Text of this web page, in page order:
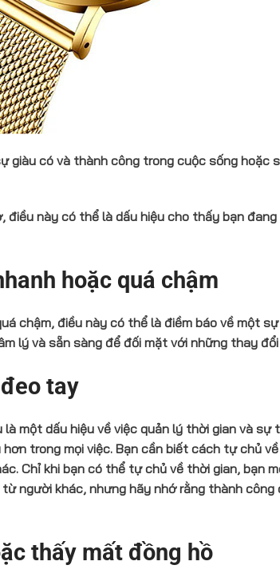
giàu có và thành công trong cuộc sống hoặc
điều này có thể là dấu hiệu cho thấy bạn đang
hoặc quá chậm
chậm, điều này có thể là điềm báo về một
lý và sẵn sàng để đối mặt với những thay
tay
một dấu hiệu về việc quản lý thời gian và sự
trong mọi việc. Bạn cần biết cách tự chủ
Chỉ khi bạn có thể tự chủ về thời gian, bạn
người khác, nhưng hãy nhớ rằng thành công
thấy mất đồng hồ